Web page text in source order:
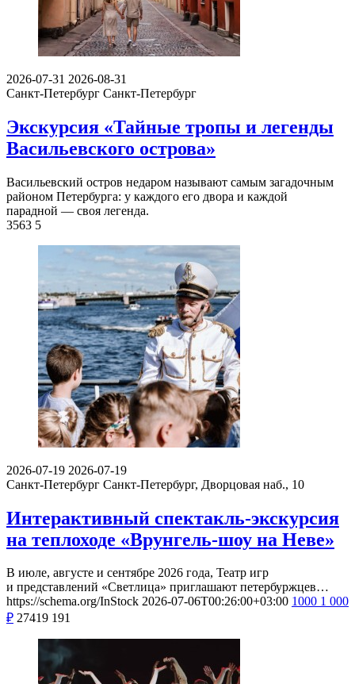
2026-07-31 2026-08-31
Санкт-Петербург Санкт-Петербург
Экскурсия «Тайные тропы и легенды
Васильевского острова»
Васильевский остров недаром называют самым загадочным
районом Петербурга: у каждого его двора и каждой
парадной — своя легенда.
3563 5
2026-07-19 2026-07-19
Санкт-Петербург Санкт-Петербург, Дворцовая наб., 10
Интерактивный спектакль-экскурсия
на теплоходе «Врунгель-шоу на Неве»
В июле, августе и сентябре 2026 года, Театр игр
и представлений «Светлица» приглашают петербуржцев…
https://schema.org/InStock 2026-07-06T00:26:00+03:00 1000 1 000
₽ 27419 191